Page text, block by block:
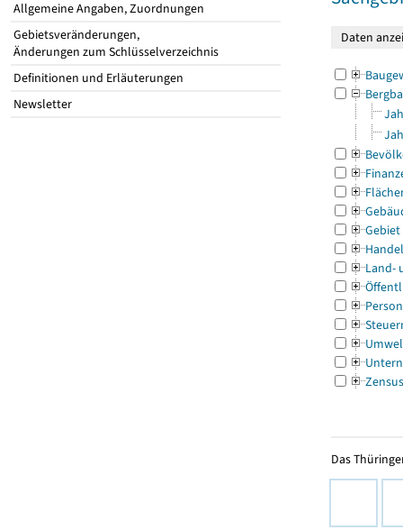
Allgemeine Angaben, Zuordnungen
Gebietsveränderungen,
Änderungen zum Schlüsselverzeichnis
Definitionen und Erläuterungen
Newsletter
Gebiet
Land-
Zensus
Das